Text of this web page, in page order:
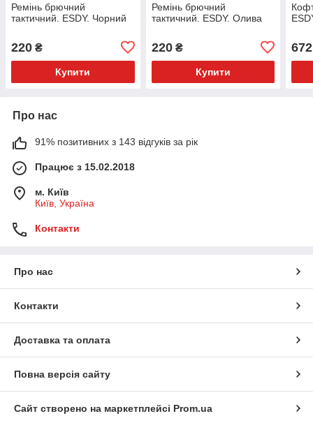
Ремінь брючний
тактичний. ESDY. Чорний
220 ₴
Купити
Ремінь брючний
тактичний. ESDY. Олива
220₴
Купити
672
Про нас
91% позитивних з 143 відгуків за рік
Працює з 15.02.2018
м. Київ
Київ, Україна
Контакти
Про нас
Контакти
Доставка та оплата
Повна версія сайту
Сайт створено на маркетплейсі Prom.ua